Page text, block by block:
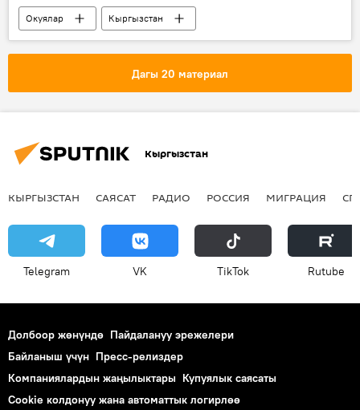
Окуялар
Кыргызстан
Мультимедиа
Видео
Дагы 20 материал
Кыргызстан
КЫРГЫЗСТАН САЯСАТ РАДИО РОССИЯ МИГРАЦИЯ
Telegram VK ТikТоk Rutube
Долбоор жөнүндө Пайдалануу эрежелери
Байланыш үчүн Пресс-релиздер
Компаниялардын жаңылыктары Купуялык саясаты
Cookie колдонуу жана автоматтык логирлөө